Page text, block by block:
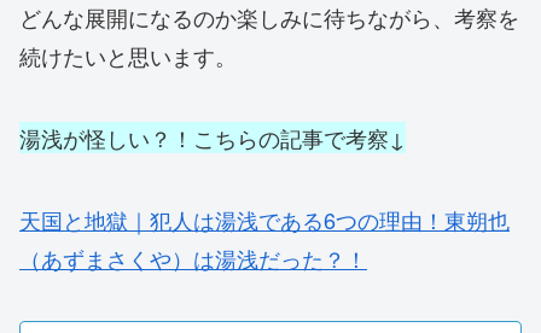
どんな展開になるのか楽しみに待ちながら、考察を
続けたいと思います。
湯浅が怪しい？！こちらの記事で考察↓
天国と地獄｜犯人は湯浅である6つの理由！東朔也
（あずまさくや）は湯浅だった？！